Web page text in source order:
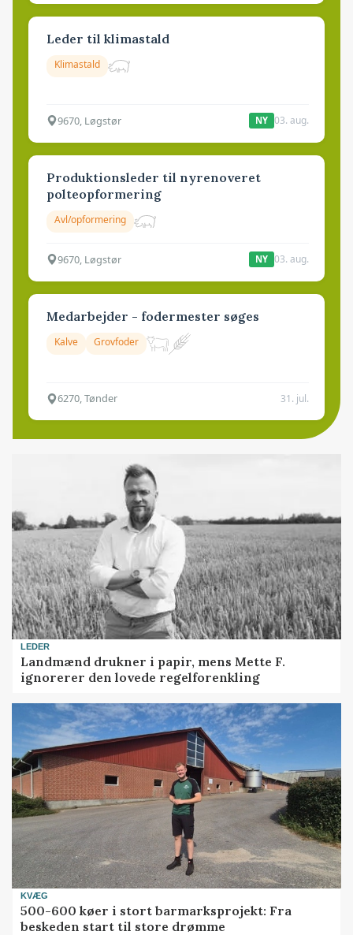
Leder til klimastald
Klimastald
9670, Løgstør NY 03. aug.
Produktionsleder til nyrenoveret
polteopformering
Avl/opformering
9670, Løgstør NY 03. aug.
Medarbejder - fodermester søges
Kalve Grovfoder
6270, Tønder 31. jul.
LEDER
Landmænd drukner i papir, mens Mette F.
ignorerer den lovede regelforenkling
KVÆG
500-600 køer i stort barmarksprojekt: Fra
beskeden start til store drømme